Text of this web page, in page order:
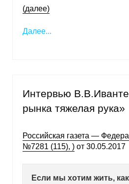
(далее)
Далее...
Интервью
рынка тяжелая рука»
Российская газета —
№7281 (115), ) от 30.05.2017
Если мы хотим жить,